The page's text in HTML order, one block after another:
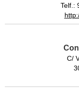
Telf.:
C/